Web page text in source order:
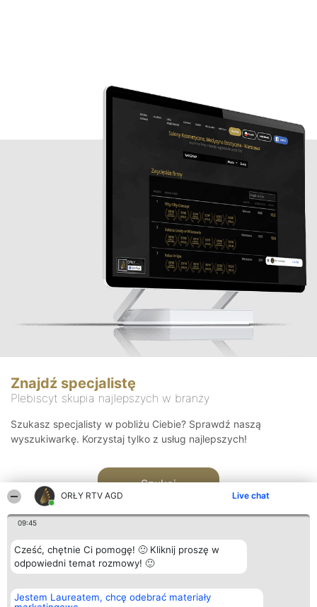
ORŁY RTV AGD Live chat
09:45
Cześć, chętnie Ci pomogę! 🙂 Kliknij proszę w
odpowiedni temat rozmowy! 🙂
Jestem Laureatem, chcę odebrać materiały
Znajdź specjalistę
Plebiscyt skupia najlepszych w branży
Szukasz specjalisty w pobliżu Ciebie? Sprawdź naszą
wyszukiwarkę. Korzystaj tylko z usług najlepszych!
Szukaj
Organizator plebiscytu
Bright Side Solutions sp. z o.
Plebiscyt
Laureaci
Kontakt
Kontakt